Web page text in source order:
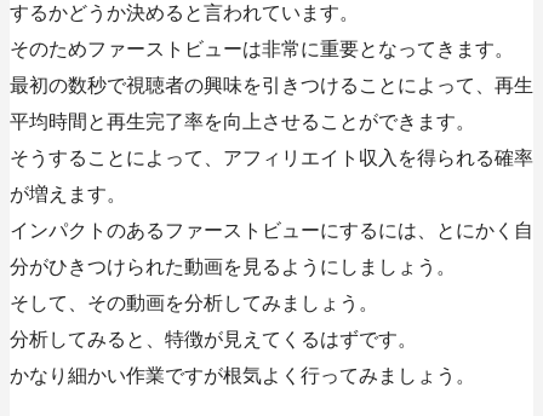
するかどうか決めると言われています。
そのためファーストビューは非常に重要となってきます。
最初の数秒で視聴者の興味を引きつけることによって、再生
平均時間と再生完了率を向上させることができます。
そうすることによって、アフィリエイト収入を得られる確率
が増えます。
インパクトのあるファーストビューにするには、とにかく自
分がひきつけられた動画を見るようにしましょう。
そして、その動画を分析してみましょう。
分析してみると、特徴が見えてくるはずです。
かなり細かい作業ですが根気よく行ってみましょう。